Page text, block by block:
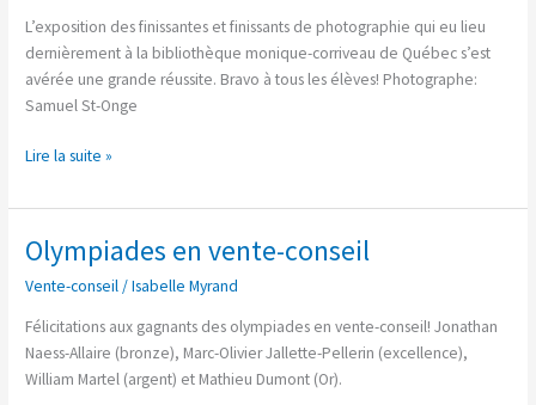
L’exposition des finissantes et finissants de photographie qui eu lieu
dernièrement à la bibliothèque monique-corriveau de Québec s’est
avérée une grande réussite. Bravo à tous les élèves! Photographe:
Samuel St-Onge
succès!
Lire la suite »
Olympiades en vente-conseil
Vente-conseil/Isabelle Myrand
Félicitations aux gagnants des olympiades en vente-conseil! Jonathan
Naess-Allaire (bronze), Marc-Olivier Jallette-Pellerin (excellence),
William Martel (argent) et Mathieu Dumont (Or).
Olympiades
vente-
conseil